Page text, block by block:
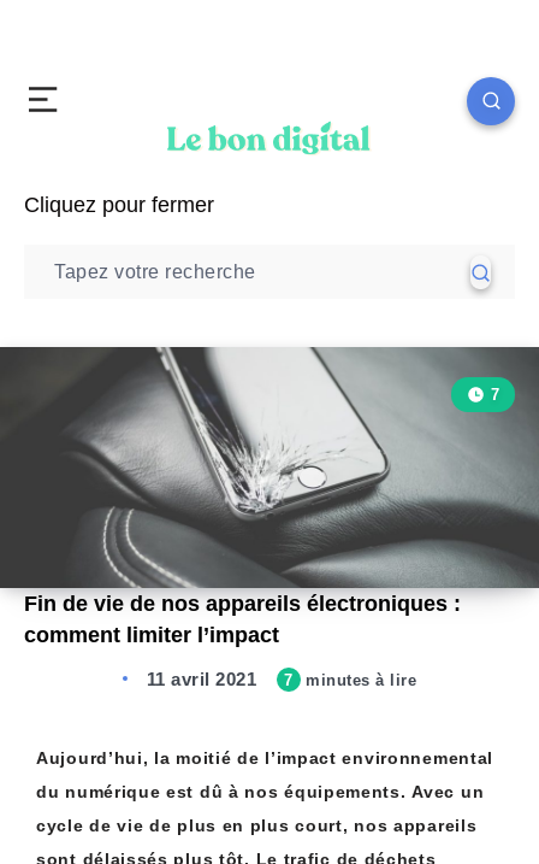
Cliquez pour fermer
7
Fin de vie de nos appareils électroniques :
comment limiter l’impact
11 avril 2021 7 minutes à lire
Aujourd’hui, la moitié de l’impact environnemental
du numérique est dû à nos équipements. Avec un
cycle de vie de plus en plus court, nos appareils
sont délaissés plus tôt. Le trafic de déchets